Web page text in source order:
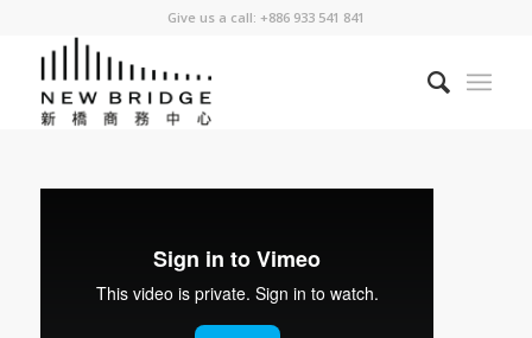
Give us a call: +886 933 541 841